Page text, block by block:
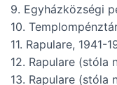
9. Egyházközségi
10.
11. Rapulare, 1941-
12. Rapulare (stóla
13. Rapulare (stóla